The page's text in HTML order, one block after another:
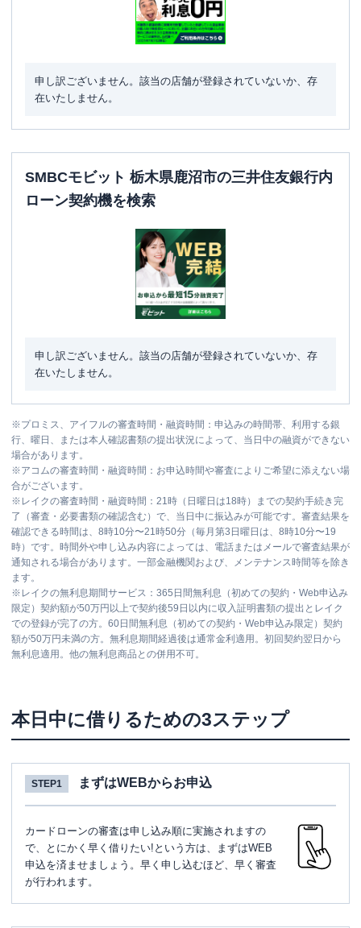
申し訳ございません。該当の店舗が登録されていないか、存
在いたしません。
SMBCモビット 栃木県鹿沼市の三井住友銀行内
ローン契約機を検索
申し訳ございません。該当の店舗が登録されていないか、存
在いたしません。
※プロミス、アイフルの審査時間・融資時間：申込みの時間帯、利用する銀
行、曜日、または本人確認書類の提出状況によって、当日中の融資ができない
場合があります。
※アコムの審査時間・融資時間：お申込時間や審査によりご希望に添えない場
合がございます。
※ レイクの審査時間・融資時間：21時（日曜日は18時）までの契約手続き完
了（審査・必要書類の確認含む）で、当日中に振込みが可能です。審査結果を
確認できる時間は、8時10分〜21時50分（毎月第3日曜日は、8時10分〜19
時）です。時間外や申し込み内容によっては、電話またはメールで審査結果が
通知される場合があります。一部金融機関および、メンテナンス時間等を除き
ます。
※ レイクの無利息期間サービス：365日間無利息（初めての契約・Web申込み
限定）契約額が50万円以上で契約後59日以内に収入証明書類の提出とレイク
での登録が完了の方。60日間無利息（初めての契約・Web申込み限定）契約
額が50万円未満の方。無利息期間経過後は通常金利適用。初回契約翌日から
無利息適用。他の無利息商品との併用不可。
本日中に借りるための3ステップ
STEP1 まずはWEBからお申込
カードローンの審査は申し込み順に実施されますの
で、とにかく早く借りたい!という方は、まずはWEB
申込を済ませましょう。早く申し込むほど、早く審査
が行われます。